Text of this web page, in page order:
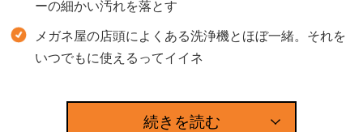
ーの細かい汚れを落とす
メガネ屋の店頭によくある洗浄機とほぼ一緒。それを
いつでもに使えるってイイネ
続きを読む